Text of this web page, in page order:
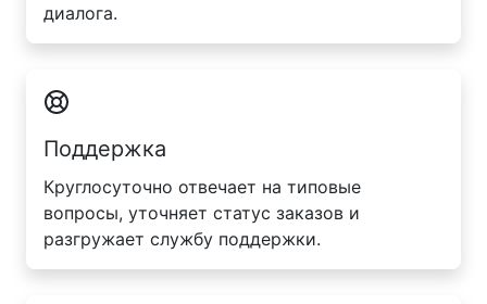
диалога.
Поддержка
Круглосуточно отвечает на типовые
вопросы, уточняет статус заказов и
разгружает службу поддержки.